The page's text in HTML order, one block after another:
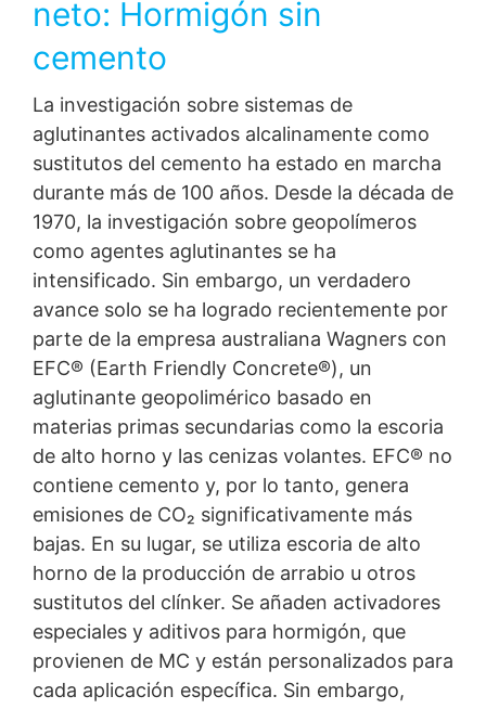
neto: Hormigón sin
cemento
La investigación sobre sistemas de
aglutinantes activados alcalinamente como
sustitutos del cemento ha estado en marcha
durante más de 100 años. Desde la década de
1970, la investigación sobre geopolímeros
como agentes aglutinantes se ha
intensificado. Sin embargo, un verdadero
avance solo se ha logrado recientemente por
parte de la empresa australiana Wagners con
EFC® (Earth Friendly Concrete®), un
aglutinante geopolimérico basado en
materias primas secundarias como la escoria
de alto horno y las cenizas volantes. EFC® no
contiene cemento y, por lo tanto, genera
emisiones de CO₂ significativamente más
bajas. En su lugar, se utiliza escoria de alto
horno de la producción de arrabio u otros
sustitutos del clínker. Se añaden activadores
especiales y aditivos para hormigón, que
provienen de MC y están personalizados para
cada aplicación específica. Sin embargo,